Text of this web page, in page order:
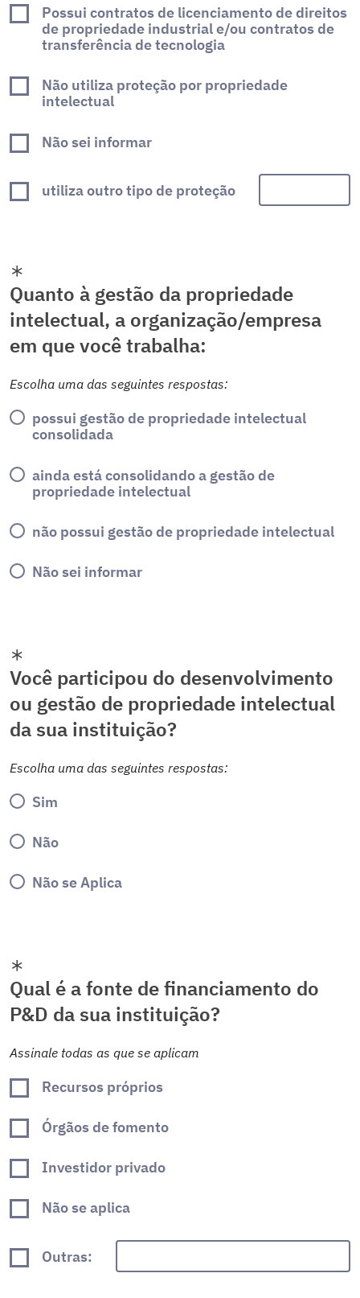
Possui contratos de licenciamento de direitos
de propriedade industrial e/ou contratos de
transferência de tecnologia
Não utiliza proteção por propriedade
intelectual
Não sei informar
utiliza outro tipo de proteção
Quanto à gestão da propriedade
intelectual, a organização/empresa
em que você trabalha:
Escolha uma das seguintes respostas:
possui gestão de propriedade intelectual
consolidada
ainda está consolidando a gestão de
propriedade intelectual
não possui gestão de propriedade intelectual
Não sei informar
Você participou do desenvolvimento
ou gestão de propriedade intelectual
da sua instituição?
Escolha uma das seguintes respostas:
Sim
Não
Não se Aplica
Qual é a fonte de financiamento do
P&D da sua instituição?
Assinale todas as que se aplicam
Recursos próprios
Órgãos de fomento
Investidor privado
Não se aplica
Outras: